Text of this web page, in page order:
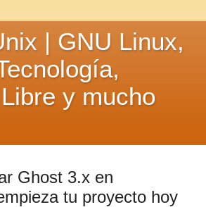
| GNU Linux,
y mucho
Ghost 3.x en
tu proyecto hoy